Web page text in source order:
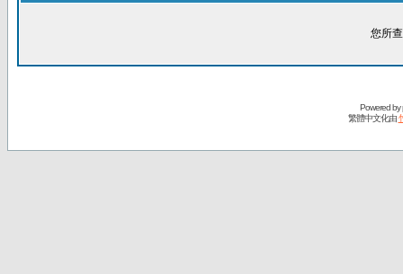
您所
Powered by
繁體中文化由